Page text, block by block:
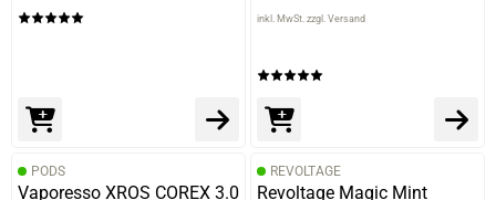
inkl. MwSt. zzgl. Versand
PODS
Vaporesso XROS COREX 3.0
REVOLTAGE
Revoltage Magic Mint